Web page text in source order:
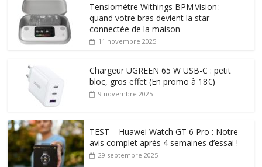
Tensiomètre Withings BPM Vision :
quand votre bras devient la star
connectée de la maison
11 novembre 2025
Chargeur UGREEN 65 W USB-C : petit
bloc, gros effet (En promo à 18€)
9 novembre 2025
TEST – Huawei Watch GT 6 Pro : Notre
avis complet après 4 semaines d’essai !
29 septembre 2025